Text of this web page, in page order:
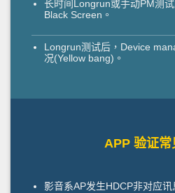
长时间Longrun或手动PM测
Black Screen。
Longrun测试后，Device
况(Yellow bang)。
APP 验证常
影音系AP发生HDCP非对应讯